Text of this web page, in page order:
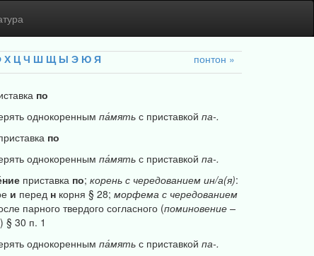
Х Ц Ч Ш Щ Ы Э Ю Я понтон
по
однокореннымпа́мять с приставкойпа-.
по
однокореннымпа́мять с приставкойпа-.
приставка по;корень с чередованием ин/а(я):
и перед н корня § 28;морфема с чередованием
парного твердого согласного (поминовение –
) § 30 п. 1
однокореннымпа́мять с приставкойпа-.